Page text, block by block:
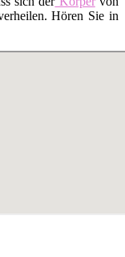
Hören Sie in